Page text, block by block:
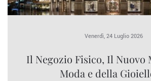
Venerdì, 24 Luglio 2026
Il Negozio Fisico, Il Nuovo
Moda e della